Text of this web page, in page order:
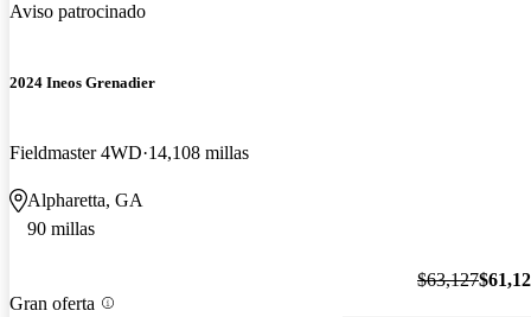
Aviso patrocinado
2024 Ineos Grenadier
Fieldmaster 4WD 14,108 millas
Alpharetta, GA
90 millas
Gran oferta
$63,127